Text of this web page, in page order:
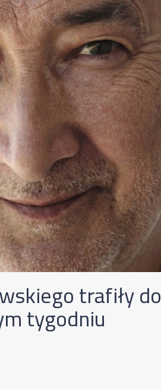
trafiły do
tygodniu